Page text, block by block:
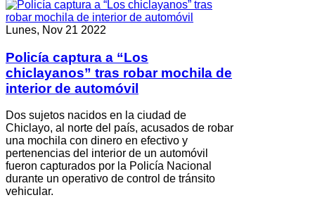
Lunes, Nov 21 2022
Policía captura a “Los
chiclayanos” tras robar mochila de
interior de automóvil
Dos sujetos nacidos en la ciudad de
Chiclayo, al norte del país, acusados de robar
una mochila con dinero en efectivo y
pertenencias del interior de un automóvil
fueron capturados por la Policía Nacional
durante un operativo de control de tránsito
vehicular.